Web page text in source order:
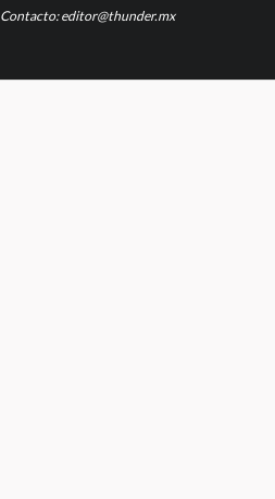
Contacto: editor@thunder.mx